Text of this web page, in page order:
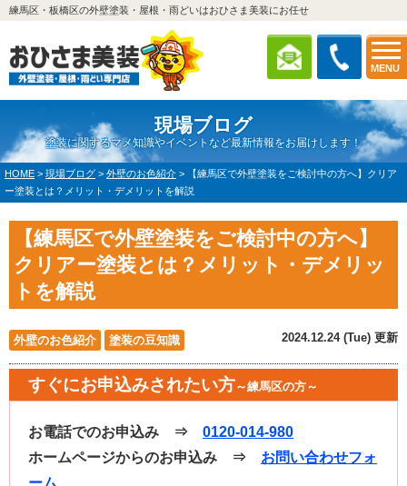
MENU
練馬区・板橋区の外壁塗装・屋根・雨どいはおひさま美装にお任せ
現場ブログ
塗装に関するマメ知識やイベントなど最新情報をお届けします！
HOME > 現場ブログ > 外壁のお色紹介 >
【練馬区で外壁塗装をご検討中の方へ】クリア
ー塗装とは？メリット・デメリットを解説
【練馬区で外壁塗装をご検討中の方へ】
クリアー塗装とは？メリット・デメリッ
トを解説
外壁のお色紹介 塗装の豆知識 2024.12.24 (Tue) 更新
すぐにお申込みされたい方～練馬区の方～
お電話でのお申込み ⇒ 0120-014-980
ホームページからのお申込み ⇒ お問い合わせフォ
ーム